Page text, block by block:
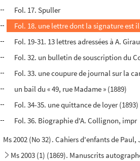
Fol. 17. Spuller
Fol. 18. une lettre dont la signature est
Fol. 19-31. 13 lettres adressées à A.
Fol. 32. un bulletin de souscription du
Fol. 33. une coupure de journal sur la
un bail du « 49, rue Madame » (1889)
Fol. 34-35. une quittance de loyer (1893)
Fol. 36. Biographie d'A. Collignon, impr
Ms 2002 (No 32). Cahiers d'enfants de
Ms 2003 (1) (1869). Manuscrits